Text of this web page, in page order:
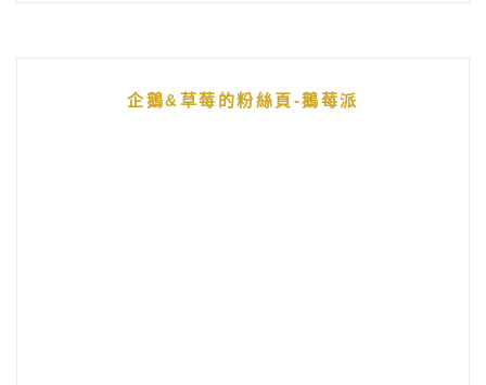
企鵝&草莓的粉絲頁-鵝莓派